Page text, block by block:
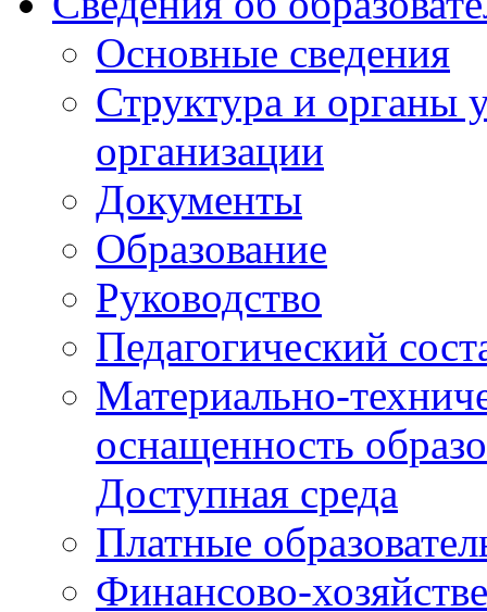
Основные сведения
Структура и органы
организации
Документы
Образование
Руководство
Педагогический
Материально-
оснащенность
Доступная среда
Платные
Финансово-